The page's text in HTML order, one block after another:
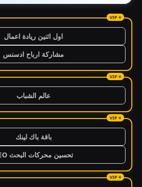
اول اثنين ريادة اعمال
مشاركة ارباح ادسنس
عالم الشباب
باقة باك لينك
تحسين محركات البحث SEO